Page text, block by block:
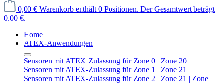
0,00 € Warenkorb enthält 0 Positionen. Der Gesamtwert beträgt
0,00 €.
Home
ATEX-Anwendungen
Sensoren mit ATEX-Zulassung für Zone 0 | Zone 20
Sensoren mit ATEX-Zulassung für Zone 1 | Zone 21
Sensoren mit ATEX-Zulassung für Zone 2 | Zone 21 | Zone